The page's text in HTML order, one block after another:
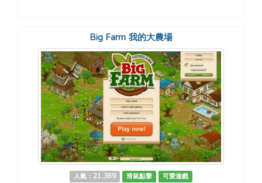
Big Farm 我的大農場
人氣：21,389 滑鼠點擊
可愛遊戲